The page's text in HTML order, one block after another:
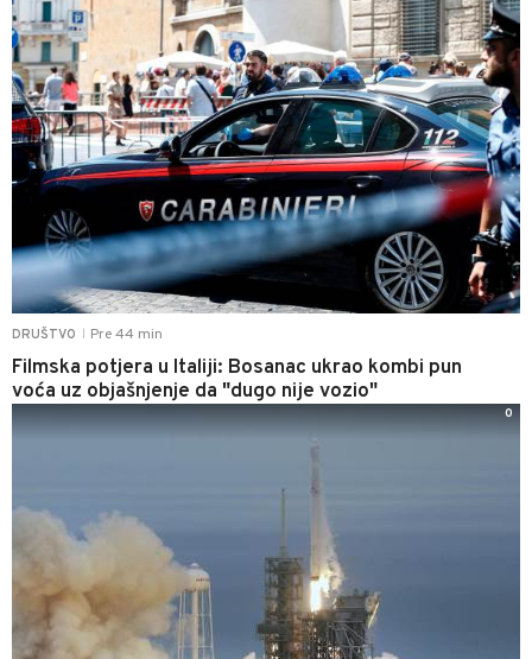
DRUŠTVO Pre 44 min
Filmska potjera u Italiji: Bosanac ukrao kombi pun
voća uz objašnjenje da "dugo nije vozio"
0